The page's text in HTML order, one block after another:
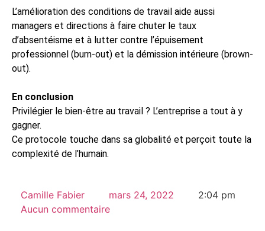
L’amélioration des conditions de travail aide aussi
managers et directions à faire chuter le taux
d’absentéisme et à lutter contre l’épuisement
professionnel (burn-out) et la démission intérieure (brown-
out).
En conclusion
Privilégier le bien-être au travail ? L’entreprise a tout à y
gagner.
Ce protocole touche dans sa globalité et perçoit toute la
complexité de l’humain.
Camille Fabier mars 24, 2022
2:04 pm
Aucun commentaire